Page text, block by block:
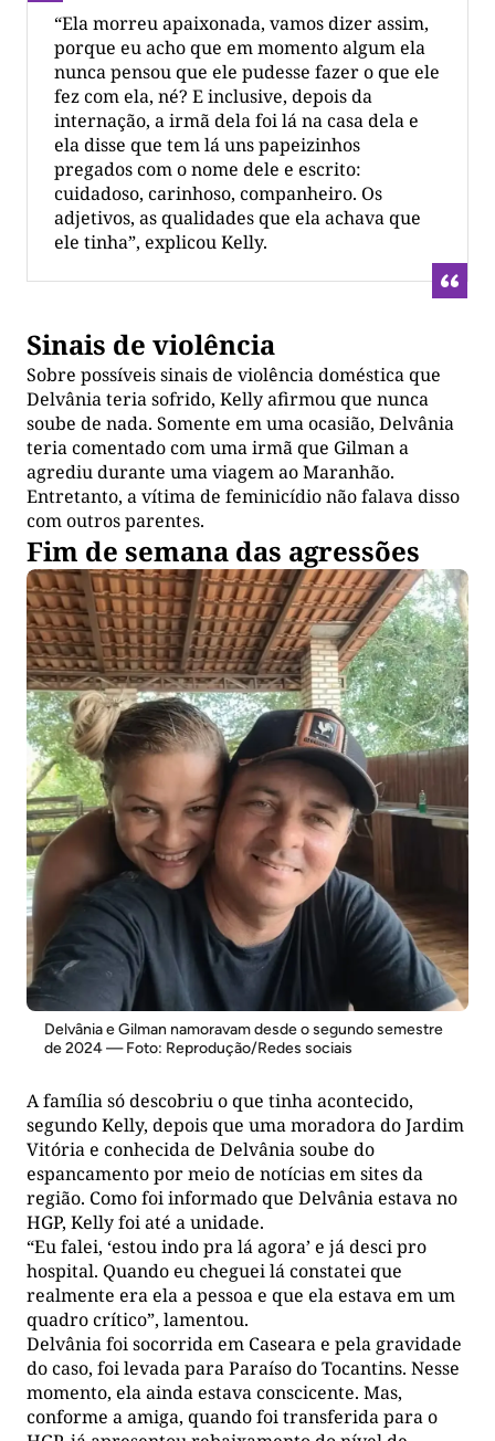
“Ela morreu apaixonada, vamos dizer assim,
porque eu acho que em momento algum ela
nunca pensou que ele pudesse fazer o que ele
fez com ela, né? E inclusive, depois da
internação, a irmã dela foi lá na casa dela e
ela disse que tem lá uns papeizinhos
pregados com o nome dele e escrito:
cuidadoso, carinhoso, companheiro. Os
adjetivos, as qualidades que ela achava que
ele tinha”, explicou Kelly.
Sinais de violência
Sobre possíveis sinais de violência doméstica que
Delvânia teria sofrido, Kelly afirmou que nunca
soube de nada. Somente em uma ocasião, Delvânia
teria comentado com uma irmã que Gilman a
agrediu durante uma viagem ao Maranhão.
Entretanto, a vítima de feminicídio não falava disso
com outros parentes.
Fim de semana das agressões
Delvânia e Gilman namoravam desde o segundo semestre
de 2024 — Foto: Reprodução/Redes sociais
A família só descobriu o que tinha acontecido,
segundo Kelly, depois que uma moradora do Jardim
Vitória e conhecida de Delvânia soube do
espancamento por meio de notícias em sites da
região. Como foi informado que Delvânia estava no
HGP, Kelly foi até a unidade.
“Eu falei, ‘estou indo pra lá agora’ e já desci pro
hospital. Quando eu cheguei lá constatei que
realmente era ela a pessoa e que ela estava em um
quadro crítico”, lamentou.
Delvânia foi socorrida em Caseara e pela gravidade
do caso, foi levada para Paraíso do Tocantins. Nesse
momento, ela ainda estava conscicente. Mas,
conforme a amiga, quando foi transferida para o